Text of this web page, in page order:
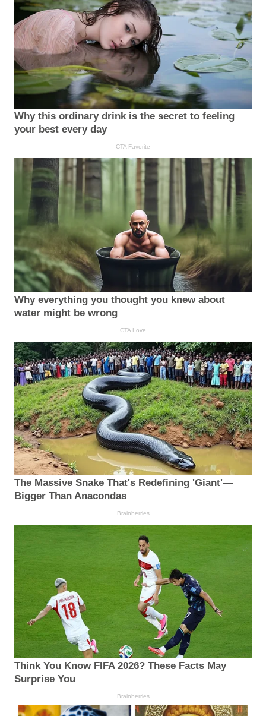
Why this ordinary drink is the secret to feeling
your best every day
CTA Favorite
Why everything you thought you knew about
water might be wrong
CTA Love
The Massive Snake That's Redefining 'Giant'—
Bigger Than Anacondas
Brainberries
Think You Know FIFA 2026? These Facts May
Surprise You
Brainberries